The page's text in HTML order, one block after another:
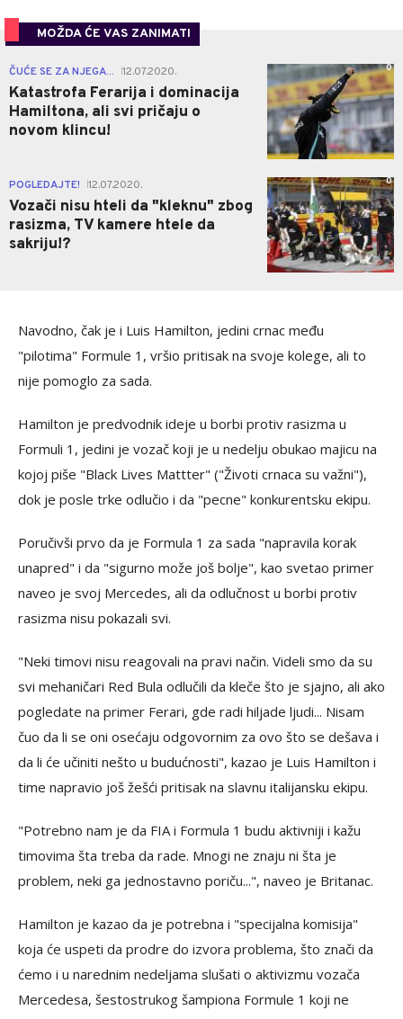
MOŽDA ĆE VAS ZANIMATI
ČUĆE SE ZA NJEGA... 12.07.2020.
Katastrofa Ferarija i dominacija
Hamiltona, ali svi pričaju o
novom klincu!
0
POGLEDAJTE! 12.07.2020.
Vozači nisu hteli da "kleknu" zbog
rasizma, TV kamere htele da
sakriju!?
0
Navodno, čak je i Luis Hamilton, jedini crnac među
"pilotima" Formule 1, vršio pritisak na svoje kolege, ali to
nije pomoglo za sada.
Hamilton je predvodnik ideje u borbi protiv rasizma u
Formuli 1, jedini je vozač koji je u nedelju obukao majicu na
kojoj piše "Black Lives Mattter" ("Životi crnaca su važni"),
dok je posle trke odlučio i da "pecne" konkurentsku ekipu.
Poručivši prvo da je Formula 1 za sada "napravila korak
unapred" i da "sigurno može još bolje", kao svetao primer
naveo je svoj Mercedes, ali da odlučnost u borbi protiv
rasizma nisu pokazali svi.
"Neki timovi nisu reagovali na pravi način. Videli smo da su
svi mehaničari Red Bula odlučili da kleče što je sjajno, ali ako
pogledate na primer Ferari, gde radi hiljade ljudi... Nisam
čuo da li se oni osećaju odgovornim za ovo što se dešava i
da li će učiniti nešto u budućnosti", kazao je Luis Hamilton i
time napravio još žešći pritisak na slavnu italijansku ekipu.
"Potrebno nam je da FIA i Formula 1 budu aktivniji i kažu
timovima šta treba da rade. Mnogi ne znaju ni šta je
problem, neki ga jednostavno poriču...", naveo je Britanac.
Hamilton je kazao da je potrebna i "specijalna komisija"
koja će uspeti da prodre do izvora problema, što znači da
ćemo i u narednim nedeljama slušati o aktivizmu vozača
Mercedesa, šestostrukog šampiona Formule 1 koji ne